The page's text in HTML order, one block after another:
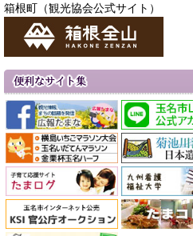
箱根町（観光協会公式サイト）